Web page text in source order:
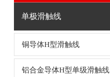
单极滑触线
铜导体H型滑触线
铝合金导体H型单级滑触线